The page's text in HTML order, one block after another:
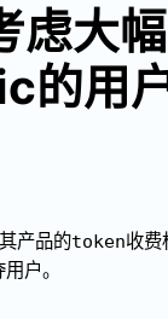
虑大
用
产品的token收
户。